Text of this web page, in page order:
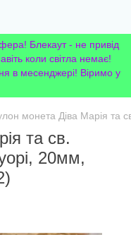
Блекаут - не привід
коли світла немає!
в месенджері! Віримо у
монета Діва Марія та
та св.
20мм,